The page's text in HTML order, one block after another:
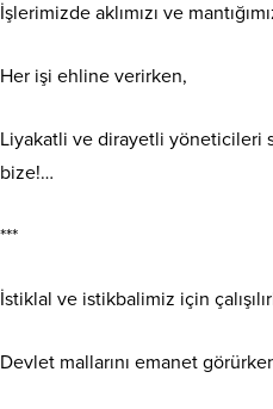
İşlerimizde aklımızı ve
Her işi ehline verirken,
Liyakatli ve dirayetli yöneticileri
bize!…
***
İstiklal ve istikbalimiz için
Devlet mallarını emanet